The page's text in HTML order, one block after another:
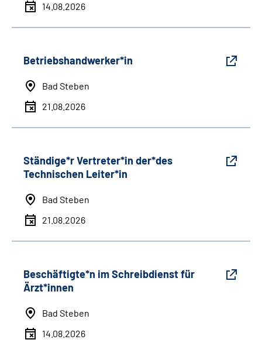
14.08.2026
Betriebshandwerker*in
Bad Steben
21.08.2026
Ständige*r Vertreter*in der*des
Technischen Leiter*in
Bad Steben
21.08.2026
Beschäftigte*n im Schreibdienst für
Ärzt*innen
Bad Steben
14.08.2026